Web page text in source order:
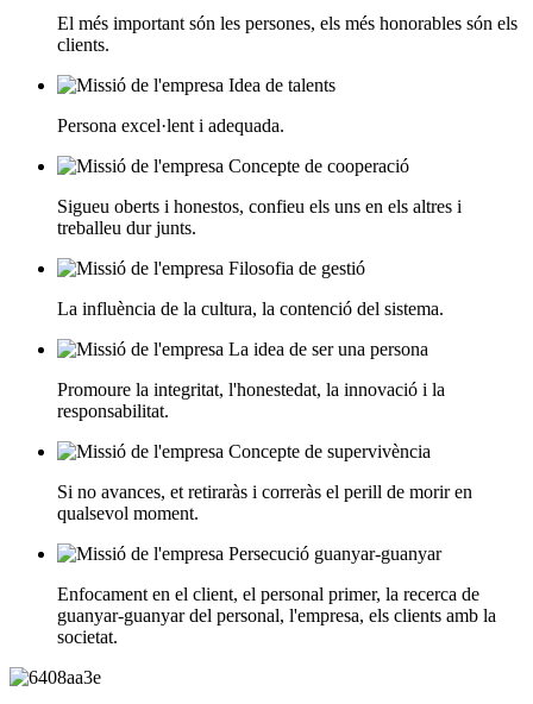
El més important són les persones, els més honorables són els
clients.
Idea de talents
Persona excel·lent i adequada.
Concepte de cooperació
Sigueu oberts i honestos, confieu els uns en els altres i
treballeu dur junts.
Filosofia de gestió
La influència de la cultura, la contenció del sistema.
La idea de ser una persona
Promoure la integritat, l'honestedat, la innovació i la
responsabilitat.
Concepte de supervivència
Si no avances, et retiraràs i correràs el perill de morir en
qualsevol moment.
Persecució guanyar-guanyar
Enfocament en el client, el personal primer, la recerca de
guanyar-guanyar del personal, l'empresa, els clients amb la
societat.